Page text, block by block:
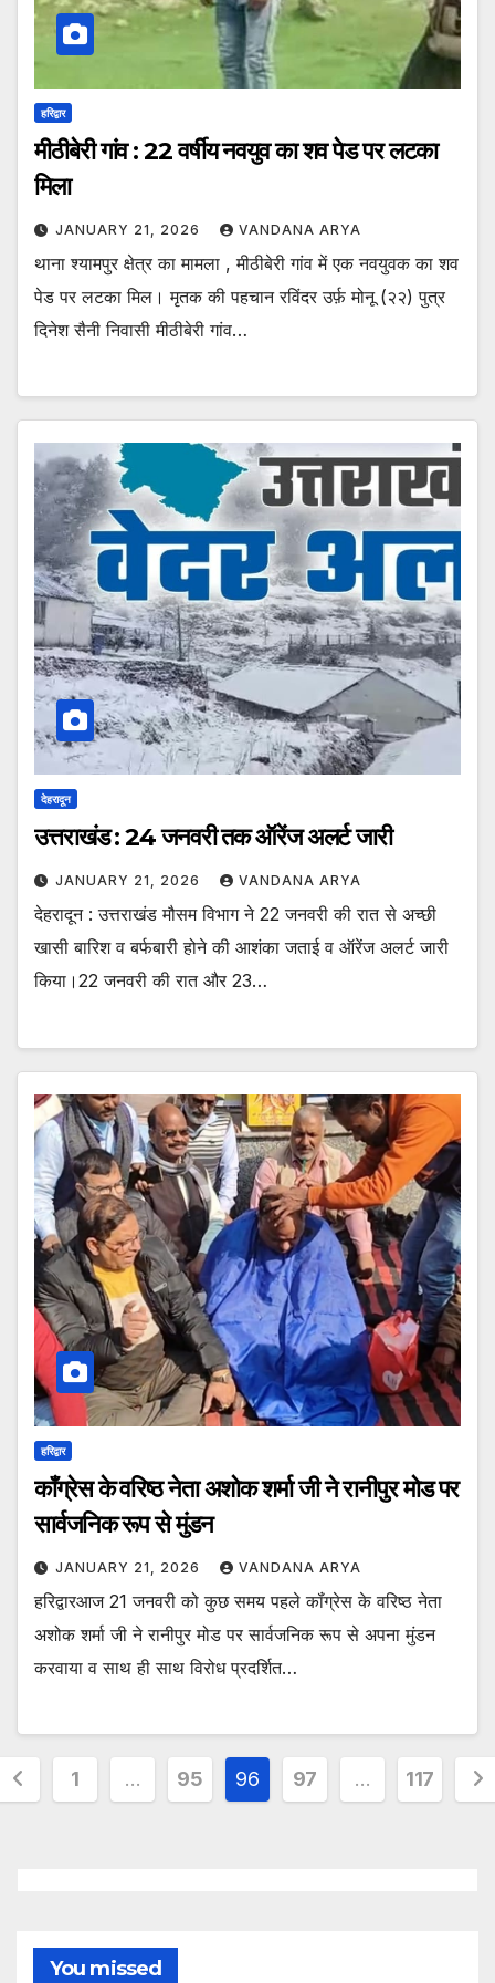
हरिद्वार
मीठीबेरी गांव : 22 वर्षीय नवयुव का शव पेड पर लटका
मिला
JANUARY 21, 2026 VANDANA ARYA
थाना श्यामपुर क्षेत्र का मामला , मीठीबेरी गांव में एक नवयुवक का शव
पेड पर लटका मिल। मृतक की पहचान रविंदर उर्फ़ मोनू (२२) पुत्र
दिनेश सैनी निवासी मीठीबेरी गांव…
देहरादून
उत्तराखंड : 24 जनवरी तक ऑरेंज अलर्ट जारी
JANUARY 21, 2026 VANDANA ARYA
देहरादून : उत्तराखंड मौसम विभाग ने 22 जनवरी की रात से अच्छी
खासी बारिश व बर्फबारी होने की आशंका जताई व ऑरेंज अलर्ट जारी
किया।22 जनवरी की रात और 23…
हरिद्वार
कॉंग्रेस के वरिष्ठ नेता अशोक शर्मा जी ने रानीपुर मोड पर
सार्वजनिक रूप से मुंडन
JANUARY 21, 2026 VANDANA ARYA
हरिद्वारआज 21 जनवरी को कुछ समय पहले कॉंग्रेस के वरिष्ठ नेता
अशोक शर्मा जी ने रानीपुर मोड पर सार्वजनिक रूप से अपना मुंडन
करवाया व साथ ही साथ विरोध प्रदर्शित…
1 … 95 96 97 … 117
You missed